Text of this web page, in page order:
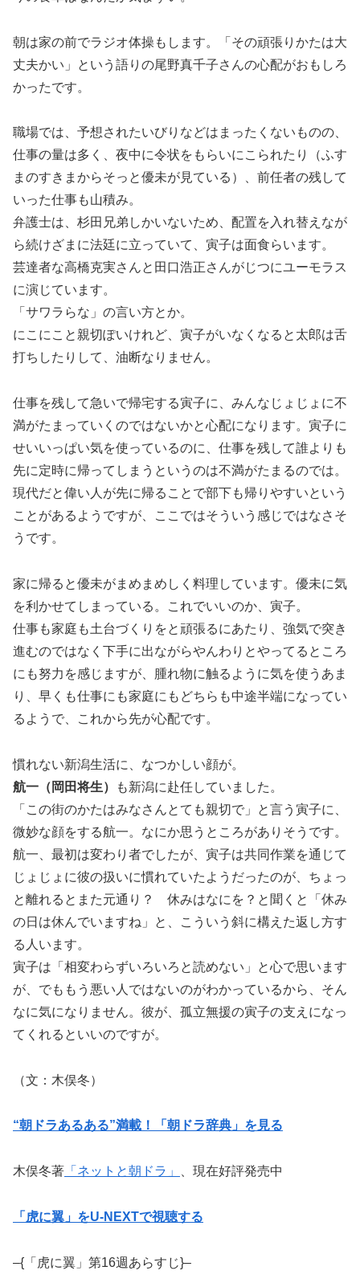
朝は家の前でラジオ体操もします。「その頑張りかたは大
丈夫かい」という語りの尾野真千子さんの心配がおもしろ
かったです。
職場では、予想されたいびりなどはまったくないものの、
仕事の量は多く、夜中に令状をもらいにこられたり（ふす
まのすきまからそっと優未が見ている）、前任者の残して
いった仕事も山積み。
弁護士は、杉田兄弟しかいないため、配置を入れ替えなが
ら続けざまに法廷に立っていて、寅子は面食らいます。
芸達者な高橋克実さんと田口浩正さんがじつにユーモラス
に演じています。
「サワラらな」の言い方とか。
にこにこと親切ぽいけれど、寅子がいなくなると太郎は舌
打ちしたりして、油断なりません。
仕事を残して急いで帰宅する寅子に、みんなじょじょに不
満がたまっていくのではないかと心配になります。寅子に
せいいっぱい気を使っているのに、仕事を残して誰よりも
先に定時に帰ってしまうというのは不満がたまるのでは。
現代だと偉い人が先に帰ることで部下も帰りやすいという
ことがあるようですが、ここではそういう感じではなさそ
うです。
家に帰ると優未がまめまめしく料理しています。優未に気
を利かせてしまっている。これでいいのか、寅子。
仕事も家庭も土台づくりをと頑張るにあたり、強気で突き
進むのではなく下手に出ながらやんわりとやってるところ
にも努力を感じますが、腫れ物に触るように気を使うあま
り、早くも仕事にも家庭にもどちらも中途半端になってい
るようで、これから先が心配です。
慣れない新潟生活に、なつかしい顔が。
航一（岡田将生）
も新潟に赴任していました。
「この街のかたはみなさんとても親切で」と言う寅子に、
微妙な顔をする航一。なにか思うところがありそうです。
航一、最初は変わり者でしたが、寅子は共同作業を通じて
じょじょに彼の扱いに慣れていたようだったのが、ちょっ
と離れるとまた元通り？ 休みはなにを？と聞くと「休み
の日は休んでいますね」と、こういう斜に構えた返し方す
る人います。
寅子は「相変わらずいろいろと読めない」と心で思います
が、でももう悪い人ではないのがわかっているから、そん
なに気になりません。彼が、孤立無援の寅子の支えになっ
てくれるといいのですが。
（文：木俣冬）
“朝ドラあるある”満載！「朝ドラ辞典」を見る
木俣冬著 「ネットと朝ドラ」 、現在好評発売中
「虎に翼」をU-NEXTで視聴する
–{「虎に翼」第16週あらすじ}–